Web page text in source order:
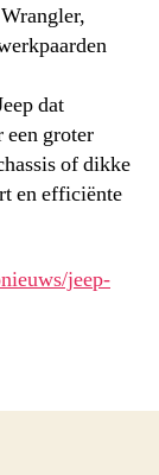
dat
een groter
of dikke
en efficiënte
jeep-